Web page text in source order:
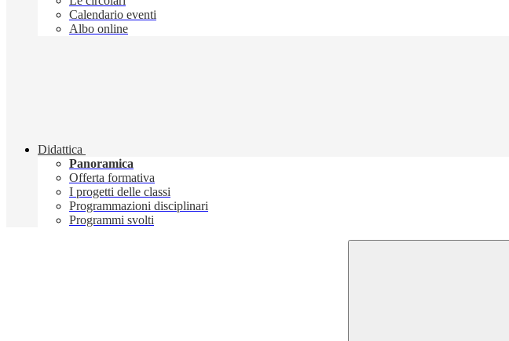
Calendario eventi
Albo online
Didattica
Panoramica
Offerta formativa
I progetti delle classi
Programmazioni disciplinari
Programmi svolti